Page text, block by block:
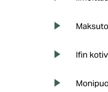
Ifin